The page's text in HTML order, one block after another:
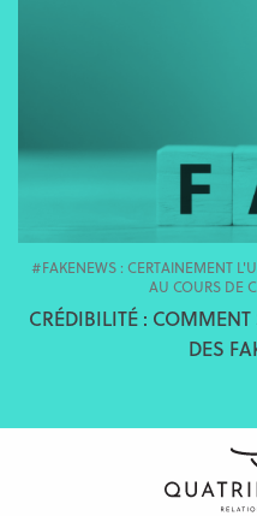
#FAKENEWS : CERTAINEMENT
AU COURS DE
CRÉDIBILITÉ :
DES